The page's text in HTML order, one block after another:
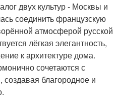
двух культур - Москвы и
соединить французскую
атмосферой русской
лёгкая элегантность,
к архитектуре дома.
сочетаются с
благородное и